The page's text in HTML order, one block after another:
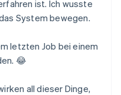
ist. Ich wusste
System bewegen.
letzten Job bei einem
😂
all dieser Dinge,